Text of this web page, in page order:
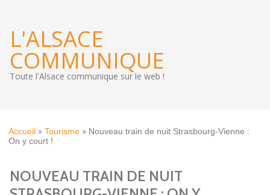
L'ALSACE
COMMUNIQUE
Toute l'Alsace communique sur le web !
Accueil » Tourisme » Nouveau train de nuit Strasbourg-Vienne :
On y court !
NOUVEAU TRAIN DE NUIT